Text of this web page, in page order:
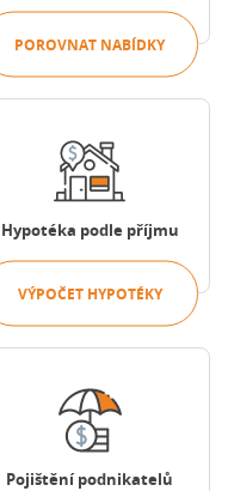
POROVNAT NABÍDKY
Hypotéka podle příjmu
VÝPOČET HYPOTÉKY
hypotéky
Pojištění podnikatelů
pojištění